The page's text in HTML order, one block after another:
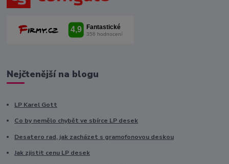
Nejčtenější na blogu
LP Karel Gott
Co by nemělo chybět ve sbírce LP desek
Desatero rad, jak zacházet s gramofonovou deskou
Jak zjistit cenu LP desek